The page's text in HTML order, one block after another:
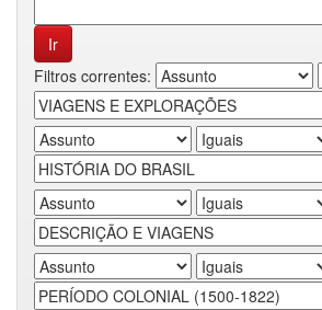
Filtros correntes: